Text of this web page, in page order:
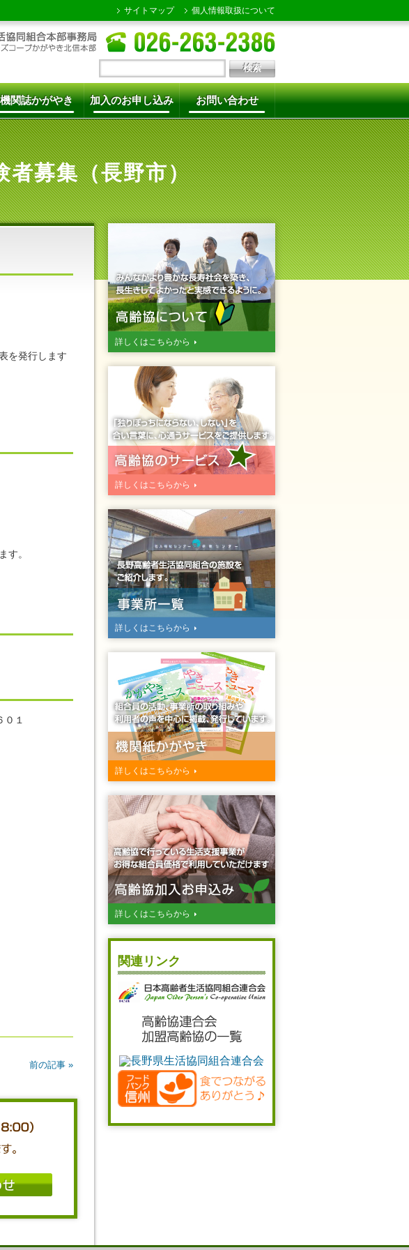
サイトマップ 個人情報取扱について
機関誌かがやき 加入のお申し込み お問い合わせ
者募集（長野市）
を発行します
す。
１
前の記事 »
詳しくはこちらから
詳しくはこちらから
詳しくはこちらから
詳しくはこちらから
詳しくはこちらから
関連リンク